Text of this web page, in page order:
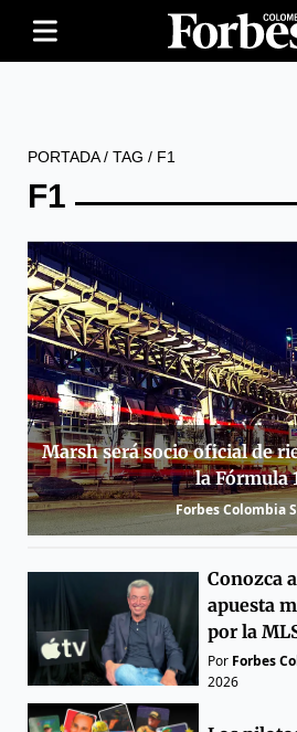
PORTADA/ TAG / F1
F1
Marsh será socio oficial de
la Fórmula
Forbes Colombia
Conozca
apuesta
por la
Por Forbes
2026